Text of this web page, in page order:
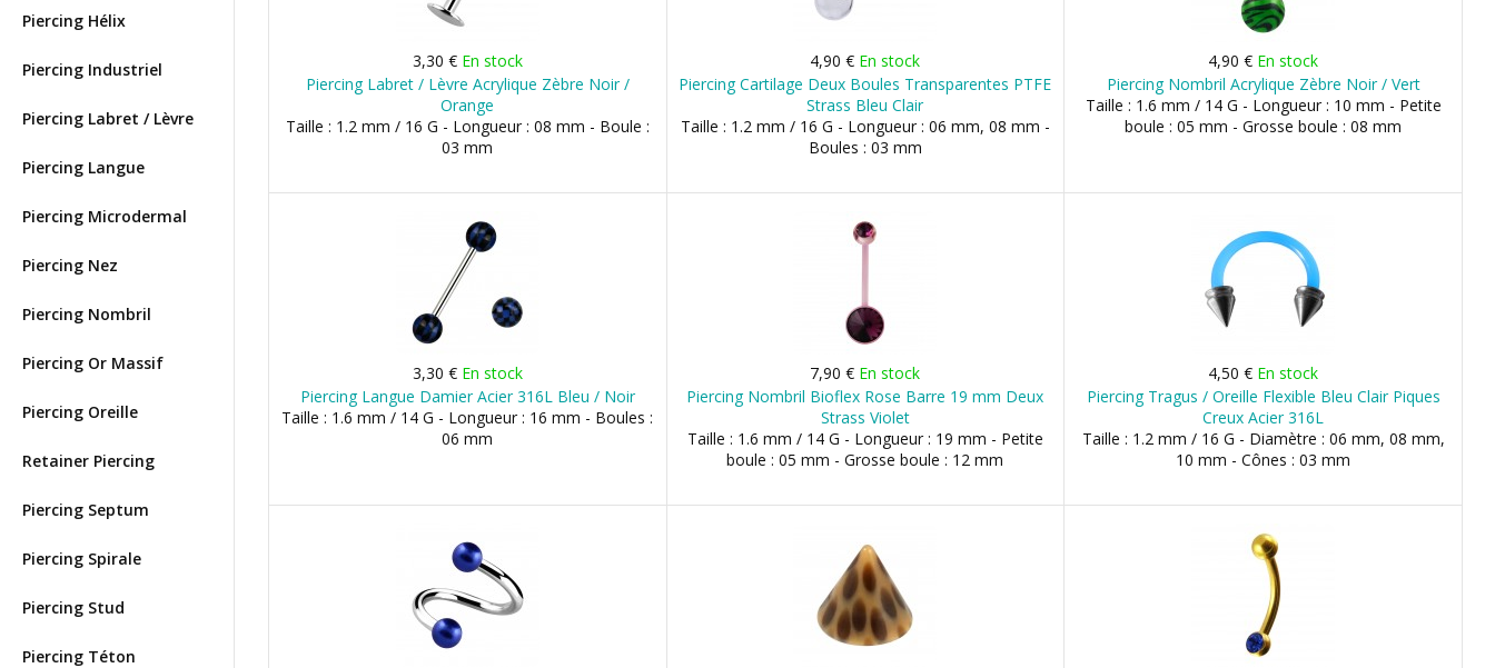
Piercing Hélix
Piercing Industriel
Piercing Labret / Lèvre
Piercing Langue
Piercing Microdermal
Piercing Nez
Piercing Nombril
Piercing Or Massif
Piercing Oreille
Retainer Piercing
Piercing Septum
Piercing Spirale
Piercing Stud
Piercing Téton
3,30 € En stock
Piercing Labret / Lèvre Acrylique Zèbre Noir /
Orange
Taille : 1.2 mm / 16 G - Longueur : 08 mm - Boule :
03 mm
4,90 € En stock
Piercing Cartilage Deux Boules Transparentes PTFE
Strass Bleu Clair
Taille : 1.2 mm / 16 G - Longueur : 06 mm, 08 mm -
Boules : 03 mm
4,90 € En stock
Piercing Nombril Acrylique Zèbre Noir / Vert
Taille : 1.6 mm / 14 G - Longueur : 10 mm - Petite
boule : 05 mm - Grosse boule : 08 mm
3,30 € En stock
Piercing Langue Damier Acier 316L Bleu / Noir
Taille : 1.6 mm / 14 G - Longueur : 16 mm - Boules :
06 mm
7,90 € En stock
Piercing Nombril Bioflex Rose Barre 19 mm Deux
Strass Violet
Taille : 1.6 mm / 14 G - Longueur : 19 mm - Petite
boule : 05 mm - Grosse boule : 12 mm
4,50 € En stock
Piercing Tragus / Oreille Flexible Bleu Clair Piques
Creux Acier 316L
Taille : 1.2 mm / 16 G - Diamètre : 06 mm, 08 mm,
10 mm - Cônes : 03 mm